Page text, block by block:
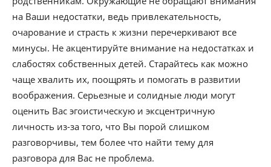
на Ваши недостатки, ведь привлекательность,
очарование и страсть к жизни перечеркивают все
минусы. Не акцентируйте внимание на недостатках и
слабостях собственных детей. Старайтесь как можно
чаще хвалить их, поощрять и помогать в развитии
воображения. Серьезные и солидные люди могут
оценить Вас эгоистическую и эксцентричную
личность из-за того, что Вы порой слишком
разговорчивы, тем более что найти тему для
разговора для Вас не проблема.